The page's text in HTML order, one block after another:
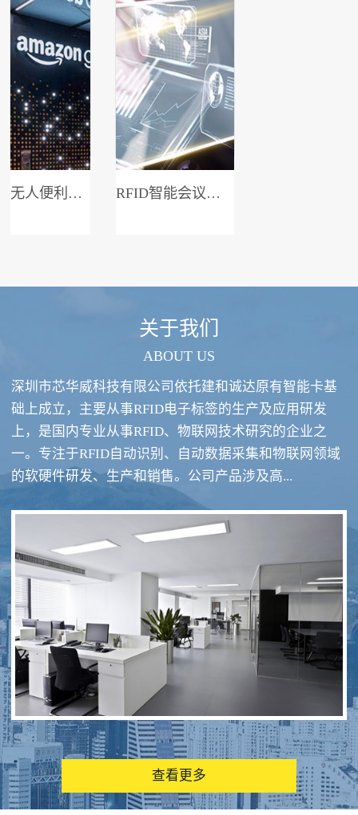
无人便利店系统 RFID智能会议签到系统
RFID酒类防伪系统方案 RFID智慧食堂系统
图书馆RFID电子标签管理系统
关于我们
ABOUT US
深圳市芯华威科技有限公司依托建和诚达原有智能卡基
础上成立，主要从事RFID电子标签的生产及应用研发
上，是国内专业从事RFID、物联网技术研究的企业之
一。专注于RFID自动识别、自动数据采集和物联网领域
的软硬件研发、生产和销售。公司产品涉及高...
查看更多